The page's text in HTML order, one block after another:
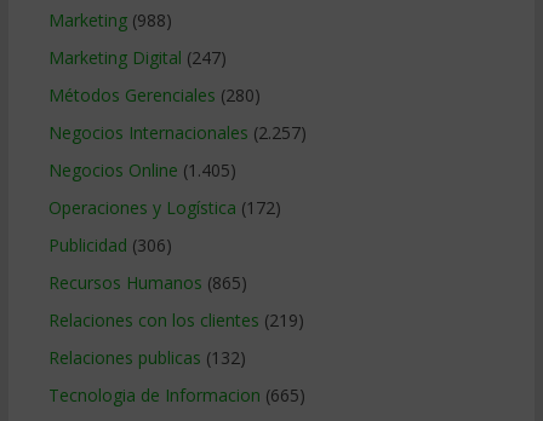
Marketing(988)
Marketing Digital (247)
Métodos Gerenciales (280)
Negocios Internacionales (2.257)
Negocios Online (1.405)
Operaciones y Logística (172)
Publicidad (306)
Recursos Humanos (865)
Relaciones con los clientes (219)
Relaciones publicas (132)
Tecnologia de Informacion (665)